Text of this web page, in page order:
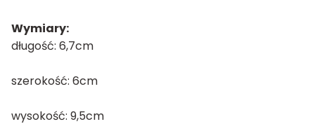
Wymiary:
długość: 6,7cm
szerokość: 6cm
wysokość: 9,5cm